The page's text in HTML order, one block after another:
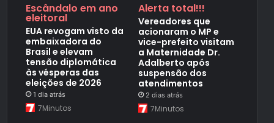
Escândalo em ano
eleitoral
EUA revogam visto da
embaixadora do
Brasil e elevam
tensão diplomática
às vésperas das
eleições de 2026
1 dia atrás
7Minutos
Alerta total!!!
Vereadores que
acionaram o MP e
vice-prefeito visitam
a Maternidade Dr.
Adalberto após
suspensão dos
atendimentos
2 dias atrás
7Minutos